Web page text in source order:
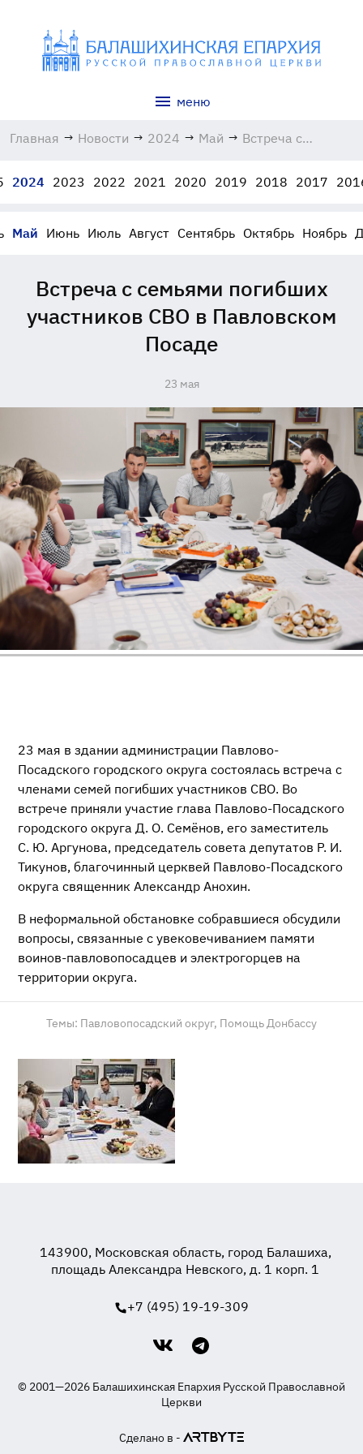
меню
Главная → Новости → 2024 → Май → Встреча с
участников СВО в
23.05.2024
2024 2023 2022 2021 2020 2019 2018 2017
Май Июнь Июль Август Сентябрь Октябрь Ноябрь
Встреча с семьями погибших
участников СВО в Павловском
Посаде
23 мая
23 мая в здании администрации Павлово-
Посадского городского округа состоялась встреча с
членами семей погибших участников СВО. Во
встрече приняли участие глава Павлово-Посадского
городского округа Д. О. Семёнов, его заместитель
С. Ю. Аргунова, председатель совета депутатов Р. И.
Тикунов, благочинный церквей Павлово-Посадского
округа священник Александр Анохин.
В неформальной обстановке собравшиеся обсудили
вопросы, связанные с увековечиванием памяти
воинов-павловопосадцев и электрогорцев на
территории округа.
Темы: Павловопосадский округ, Помощь Донбассу
143900, Московская область, город Балашиха,
площадь Александра Невского, д. 1 корп. 1
+7 (495) 19-19-309
© 2001—2026 Балашихинская Епархия Русской Православной
Церкви
Сделано в -